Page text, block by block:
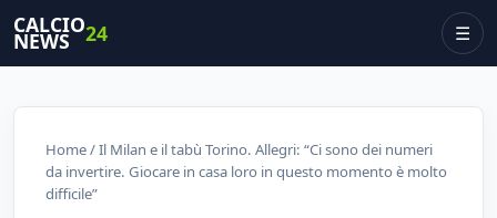
CALCIO
NEWS 24 ☰
Home/ Il Milan e il tabù Torino. Allegri: “Ci sono dei numeri
da invertire. Giocare in casa loro in questo momento è molto
difficile”